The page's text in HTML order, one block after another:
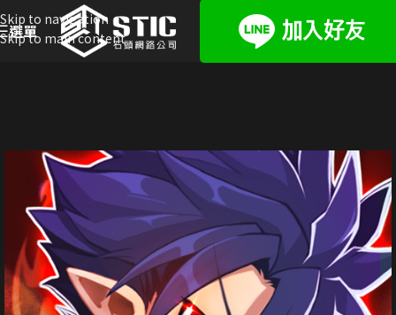
Skip to navigation
Skip to main content
選單